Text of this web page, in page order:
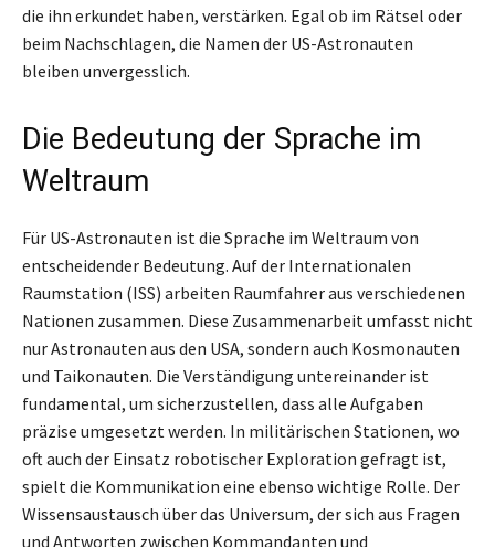
die ihn erkundet haben, verstärken. Egal ob im Rätsel oder
beim Nachschlagen, die Namen der US-Astronauten
bleiben unvergesslich.
Die Bedeutung der Sprache im
Weltraum
Für US-Astronauten ist die Sprache im Weltraum von
entscheidender Bedeutung. Auf der Internationalen
Raumstation (ISS) arbeiten Raumfahrer aus verschiedenen
Nationen zusammen. Diese Zusammenarbeit umfasst nicht
nur Astronauten aus den USA, sondern auch Kosmonauten
und Taikonauten. Die Verständigung untereinander ist
fundamental, um sicherzustellen, dass alle Aufgaben
präzise umgesetzt werden. In militärischen Stationen, wo
oft auch der Einsatz robotischer Exploration gefragt ist,
spielt die Kommunikation eine ebenso wichtige Rolle. Der
Wissensaustausch über das Universum, der sich aus Fragen
und Antworten zwischen Kommandanten und